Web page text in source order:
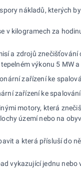
nákladů, kterých
v kilogramech za
a zdrojů
výkonu 5 MW
zařízení ke
zařízení ke
motory, která
území nebo na
a která přísluší do
vykazující jednu